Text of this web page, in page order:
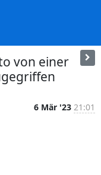
von einer
6 Mär '23 21:01